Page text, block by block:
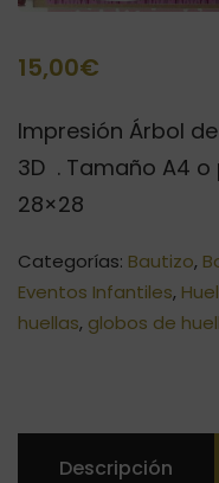
15,00€
Impresión Árbol
3D . Tamaño A4
28×28
Categorías: Bautizo,
Eventos Infantiles,
huellas, globos de
Descripción